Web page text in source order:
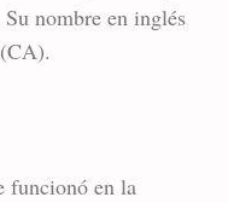
nombre en inglés
funcionó en la